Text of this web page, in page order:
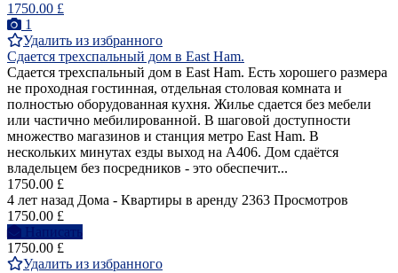
1750.00 £
1
Удалить из избранного
Сдается трехспальный дом в East Ham.
Сдается трехспальный дом в East Ham. Есть хорошего размера
не проходная гостинная, отдельная столовая комната и
полностью оборудованная кухня. Жилье сдается без мебели
или частично мебилированной. В шаговой доступности
множество магазинов и станция метро East Ham. В
нескольких минутах езды выход на A406. Дом сдаётся
владельцем без посредников - это обеспечит...
1750.00 £
4 лет назад Дома - Квартиры в аренду 2363 Просмотров
1750.00 £
Написать
1750.00 £
Удалить из избранного